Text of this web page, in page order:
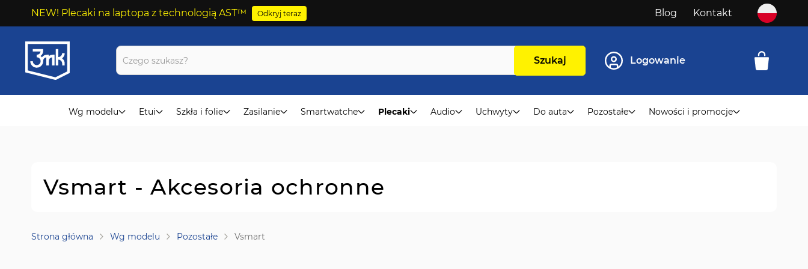
NEW! Plecaki na laptopa z technologią AST™ Odkryj teraz
Przejdź
do
treści
Blog Kontakt
Szukaj Logowanie
Wg modelu Etui Szkła i folie Zasilanie Smartwatche Plecaki Audio Uchwyty Do auta Pozostałe Nowości i promocje
Vsmart - Akcesoria ochronne
Strona główna Wg modelu Pozostałe Vsmart